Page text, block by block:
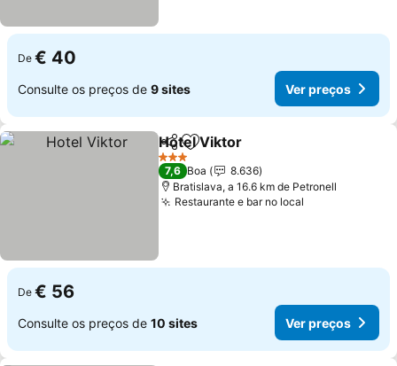
De € 40
Consulte os preços de 9 sites Ver preços
PartilharAdicionar aos favoritos
Hotel Viktor
3 Estrelas
7,6 Boa
8.636
Bratislava, a 16.6 km de Petronell
Restaurante e bar no local
De € 56
Consulte os preços de 10 sites Ver preços